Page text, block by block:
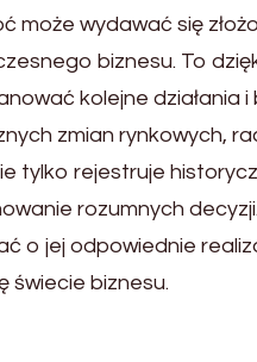
może wydawać się
biznesu. To
kolejne
zmian rynkowych,
tylko rejestruje
rozumnych
o jej odpowiednie
świecie biznesu.